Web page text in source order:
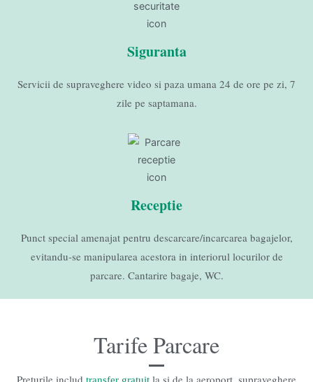
Siguranta
Servicii de supraveghere video si paza umana 24 de ore pe zi, 7
zile pe saptamana.
Receptie
Punct special amenajat pentru descarcare/incarcarea bagajelor,
evitandu-se manipularea acestora in interiorul locurilor de
parcare. Cantarire bagaje, WC.
Tarife Parcare